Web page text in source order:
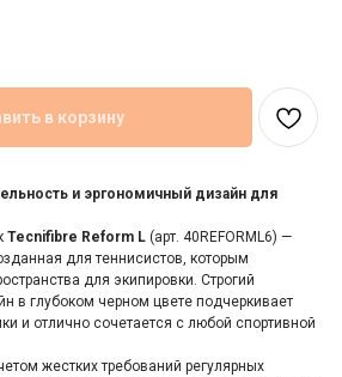
в корзину
и эргономичный дизайн для
Tecnifibre Reform L (арт. 40REFORML6) —
для теннисистов, которым
для экипировки. Строгий
в глубоком черном цвете подчеркивает
и отлично сочетается с любой спортивной
жестких требований регулярных